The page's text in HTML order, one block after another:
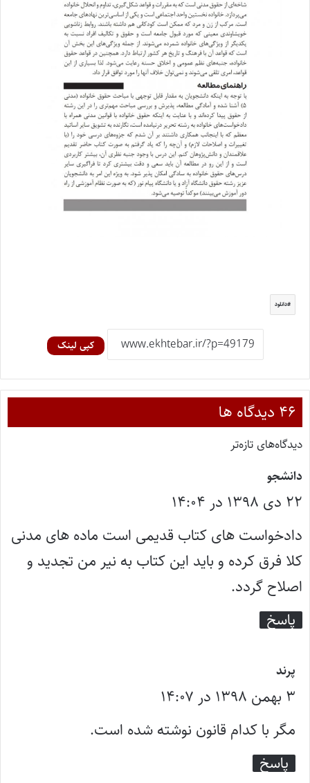
دانلود
کپی لینک
‫۴۶ دیدگاه ها
دیدگاه‌های تازه‌تر
دانشجو
ف
ت
:
۲۲ دی ۱۳۹۸ در ۱۴:۰۴
دادخواست های کتاب قدیمی است ماده های مدنی
کلا فرق کرده و باید این کتاب به نیر من تجدید و
اصلاح گردد.
پاسخ
پرند
ف
ت
:
۳ بهمن ۱۳۹۸ در ۱۴:۰۷
مگر با کدام قانون نوشته شده است.
پاسخ